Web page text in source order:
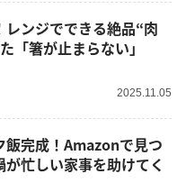
レンジでできる絶品“肉
「箸が止まらない」
2025.11.05
飯完成！Amazonで見つ
忙しい家事を助けてく